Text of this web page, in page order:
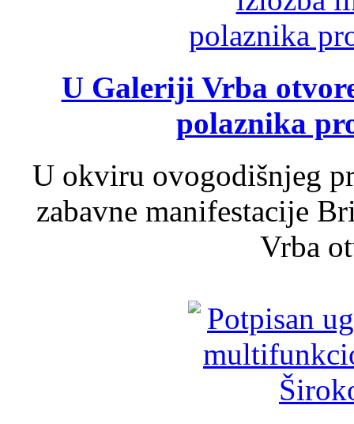
U Galeriji Vrba
polaznika
U okviru ovogodišnjeg
zabavne manifestacije
Vrba